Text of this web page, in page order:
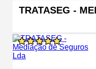
TRATASEG -